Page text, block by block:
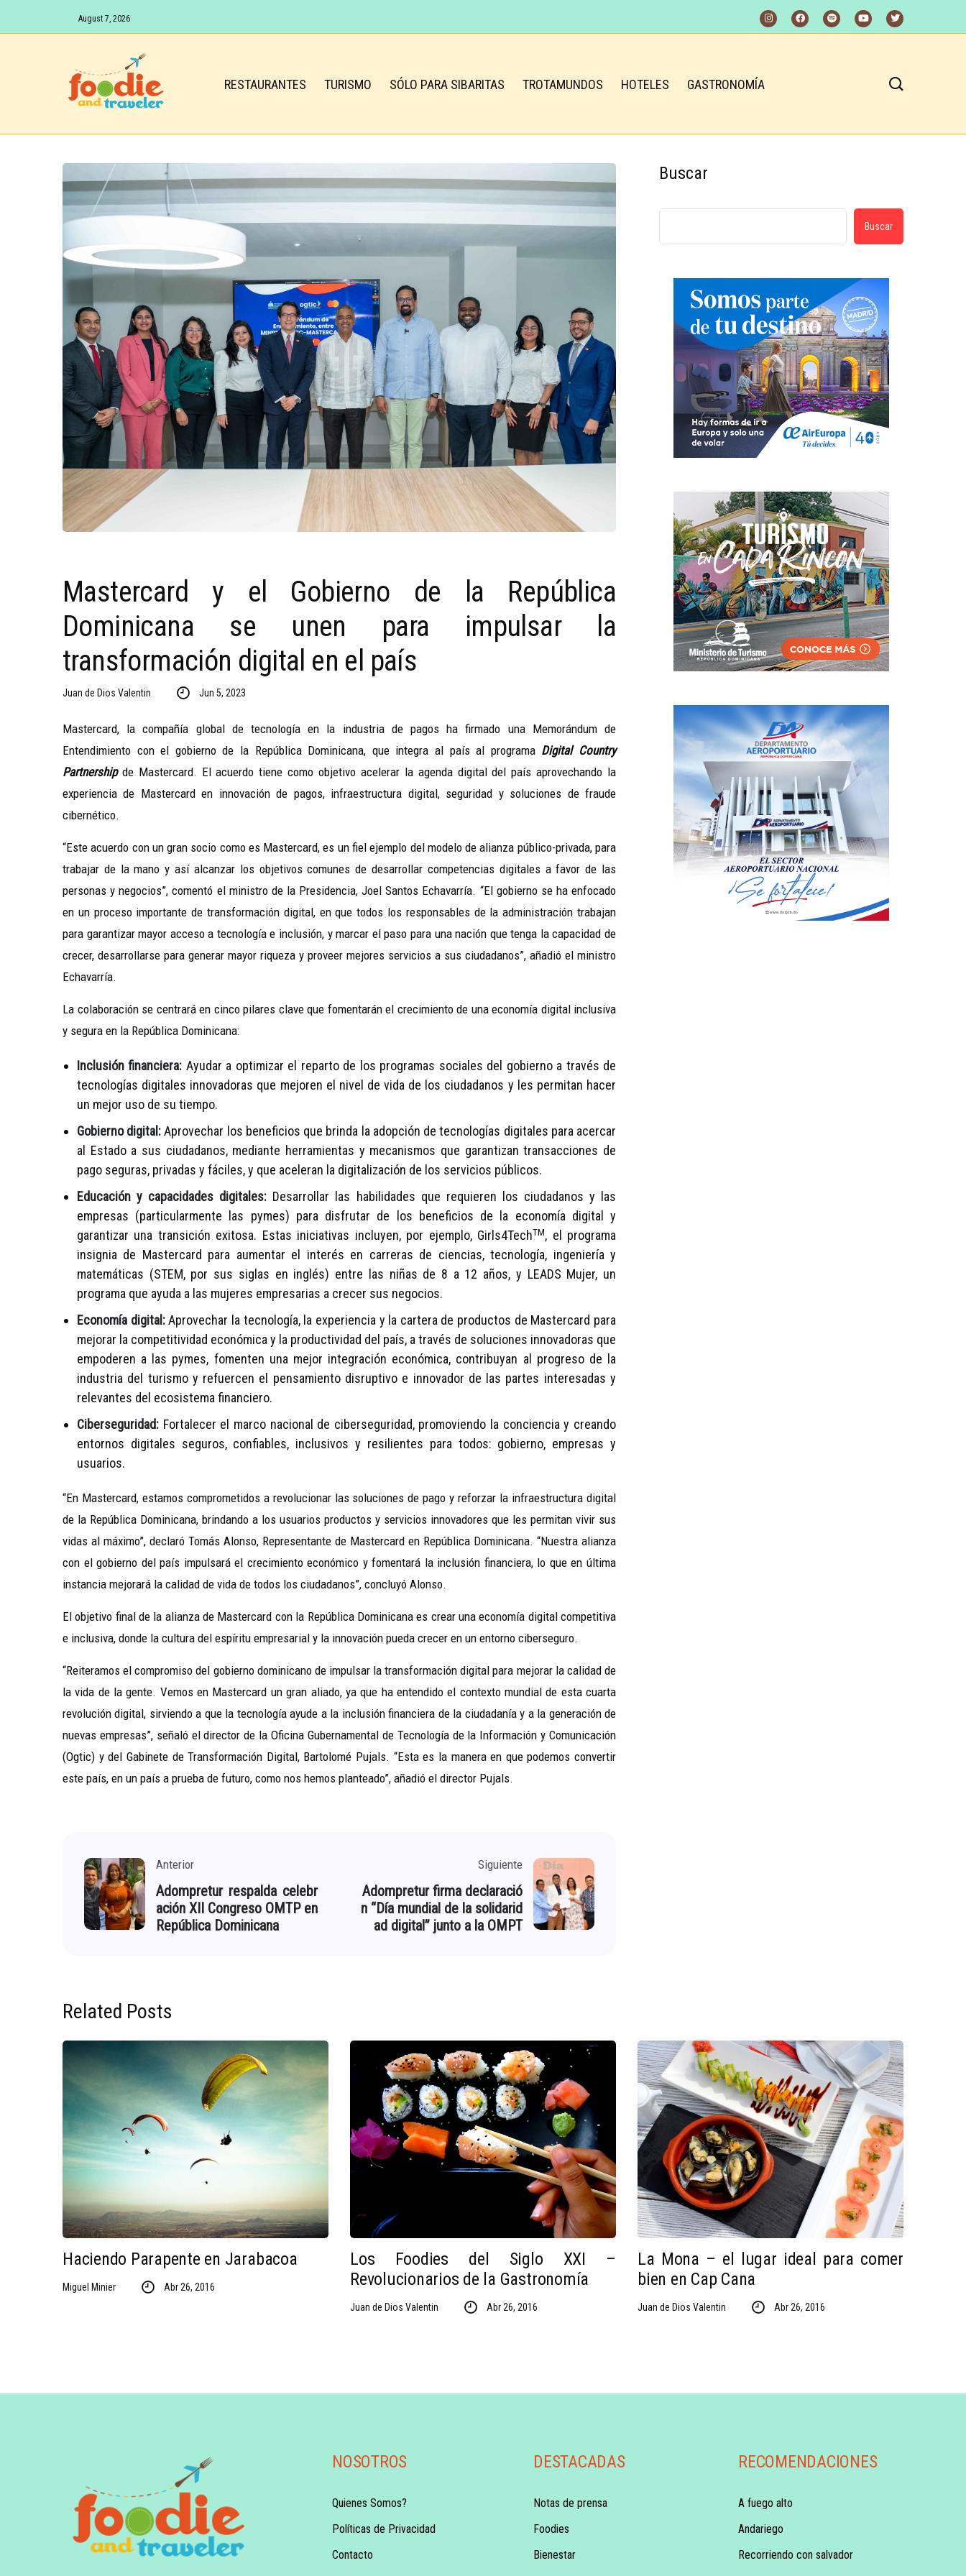
August 7, 2026
RESTAURANTES TURISMO SÓLO PARA SIBARITAS TROTAMUNDOS HOTELES GASTRONOMÍA
Mastercard y el Gobierno de la República
Dominicana se unen para impulsar la
transformación digital en el país
Juan de Dios Valentin Jun 5, 2023
Mastercard, la compañía global de tecnología en la industria de pagos ha firmado una Memorándum de
Entendimiento con el gobierno de la República Dominicana, que integra al país al programa Digital Country
Partnershipde Mastercard. El acuerdo tiene como objetivo acelerar la agenda digital del país aprovechando la
experiencia de Mastercard en innovación de pagos, infraestructura digital, seguridad y soluciones de fraude
cibernético.
“Este acuerdo con un gran socio como es Mastercard, es un fiel ejemplo del modelo de alianza público-privada, para
trabajar de la mano y así alcanzar los objetivos comunes de desarrollar competencias digitales a favor de las
personas y negocios”, comentó el ministro de la Presidencia, Joel Santos Echavarría. “El gobierno se ha enfocado
en un proceso importante de transformación digital, en que todos los responsables de la administración trabajan
para garantizar mayor acceso a tecnología e inclusión, y marcar el paso para una nación que tenga la capacidad de
crecer, desarrollarse para generar mayor riqueza y proveer mejores servicios a sus ciudadanos”, añadió el ministro
Echavarría.
La colaboración se centrará en cinco pilares clave que fomentarán el crecimiento de una economía digital inclusiva
y segura en la República Dominicana:
Inclusión financiera: Ayudar a optimizar el reparto de los programas sociales del gobierno a través de
tecnologías digitales innovadoras que mejoren el nivel de vida de los ciudadanos y les permitan hacer
un mejor uso de su tiempo.
Gobierno digital:Aprovechar los beneficios que brinda la adopción de tecnologías digitales para acercar
al Estado a sus ciudadanos, mediante herramientas y mecanismos que garantizan transacciones de
pago seguras, privadas y fáciles, y que aceleran la digitalización de los servicios públicos.
Educación y capacidades digitales: Desarrollar las habilidades que requieren los ciudadanos y las
empresas (particularmente las pymes) para disfrutar de los beneficios de la economía digital y
garantizar una transición exitosa. Estas iniciativas incluyen, por ejemplo, Girls4TechTM, el programa
insignia de Mastercard para aumentar el interés en carreras de ciencias, tecnología, ingeniería y
matemáticas (STEM, por sus siglas en inglés) entre las niñas de 8 a 12 años, y LEADS Mujer, un
programa que ayuda a las mujeres empresarias a crecer sus negocios.
Economía digital:Aprovechar la tecnología, la experiencia y la cartera de productos de Mastercard para
mejorar la competitividad económica y la productividad del país, a través de soluciones innovadoras que
empoderen a las pymes, fomenten una mejor integración económica, contribuyan al progreso de la
industria del turismo y refuercen el pensamiento disruptivo e innovador de las partes interesadas y
relevantes del ecosistema financiero.
Ciberseguridad: Fortalecer el marco nacional de ciberseguridad, promoviendo la conciencia y creando
entornos digitales seguros, confiables, inclusivos y resilientes para todos: gobierno, empresas y
usuarios.
“En Mastercard, estamos comprometidos a revolucionar las soluciones de pago y reforzar la infraestructura digital
de la República Dominicana, brindando a los usuarios productos y servicios innovadores que les permitan vivir sus
vidas al máximo”, declaró Tomás Alonso, Representante de Mastercard en República Dominicana. “Nuestra alianza
con el gobierno del país impulsará el crecimiento económico y fomentará la inclusión financiera, lo que en última
instancia mejorará la calidad de vida de todos los ciudadanos”, concluyó Alonso.
El objetivo final de la alianza de Mastercard con la República Dominicana es crear una economía digital competitiva
e inclusiva, donde la cultura del espíritu empresarial y la innovación pueda crecer en un entorno ciberseguro.
“Reiteramos el compromiso del gobierno dominicano de impulsar la transformación digital para mejorar la calidad de
la vida de la gente. Vemos en Mastercard un gran aliado, ya que ha entendido el contexto mundial de esta cuarta
revolución digital, sirviendo a que la tecnología ayude a la inclusión financiera de la ciudadanía y a la generación de
nuevas empresas”, señaló el director de la Oficina Gubernamental de Tecnología de la Información y Comunicación
(Ogtic) y del Gabinete de Transformación Digital, Bartolomé Pujals. “Esta es la manera en que podemos convertir
este país, en un país a prueba de futuro, como nos hemos planteado”, añadió el director Pujals.
Anterior
Adompretur respalda celebr
ación XII Congreso OMTP en
República Dominicana
Siguiente
Adompretur firma declaració
n “Día mundial de la solidarid
ad digital” junto a la OMPT
Buscar
Buscar
Related Posts
Haciendo Parapente en Jarabacoa
Miguel Minier Abr 26, 2016
Los Foodies del Siglo XXI –
Revolucionarios de la Gastronomía
Juan de Dios Valentin Abr 26, 2016
La Mona – el lugar ideal para comer
bien en Cap Cana
Juan de Dios Valentin Abr 26, 2016
NOSOTROS
Quienes Somos?
Políticas de Privacidad
Contacto
DESTACADAS
Notas de prensa
Foodies
Bienestar
RECOMENDACIONES
A fuego alto
Andariego
Recorriendo con salvador